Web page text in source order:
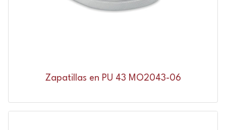
Zapatillas en PU 43 MO2043-06